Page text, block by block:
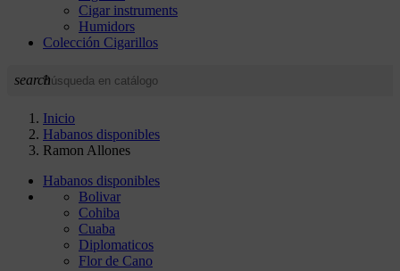
Cigar instruments
Humidors
Colección Cigarillos
search
Inicio
Habanos disponibles
Ramon Allones
Habanos disponibles
Bolivar
Cohiba
Cuaba
Diplomaticos
Flor de Cano